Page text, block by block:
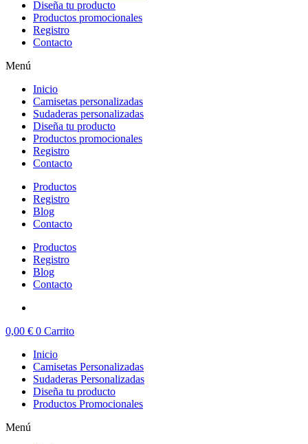
Diseña tu producto
Productos promocionales
Registro
Contacto
Menú
Inicio
Camisetas personalizadas
Sudaderas personalizadas
Diseña tu producto
Productos promocionales
Registro
Contacto
Productos
Registro
Blog
Contacto
Productos
Registro
Blog
Contacto
0,00 € 0 Carrito
Inicio
Camisetas Personalizadas
Sudaderas Personalizadas
Diseña tu producto
Productos Promocionales
Menú